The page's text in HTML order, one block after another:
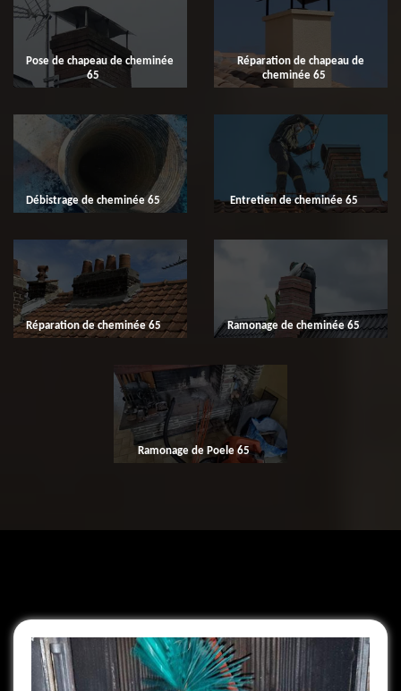
Pose de chapeau de cheminée
65
Réparation de chapeau de
cheminée 65
Débistrage de cheminée 65 Entretien de cheminée 65
Réparation de cheminée 65 Ramonage de cheminée 65
Ramonage de Poele 65